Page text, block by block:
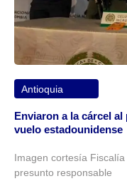
Antioquia
Enviaron a la cárcel
vuelo estadounidense
Imagen cortesía
presunto responsable